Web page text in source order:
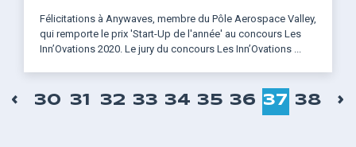
Félicitations à Anywaves, membre du Pôle Aerospace Valley,
qui remporte le prix 'Start-Up de l'année' au concours Les
Inn’Ovations 2020. Le jury du concours Les Inn’Ovations ...
Pagination
PAGE
‹ PAGE
30 PAGE
31 PAGE
32 PAGE
33 PAGE
34 PAGE
35 PAGE
36 PAGE
37 PAGE
38 ›